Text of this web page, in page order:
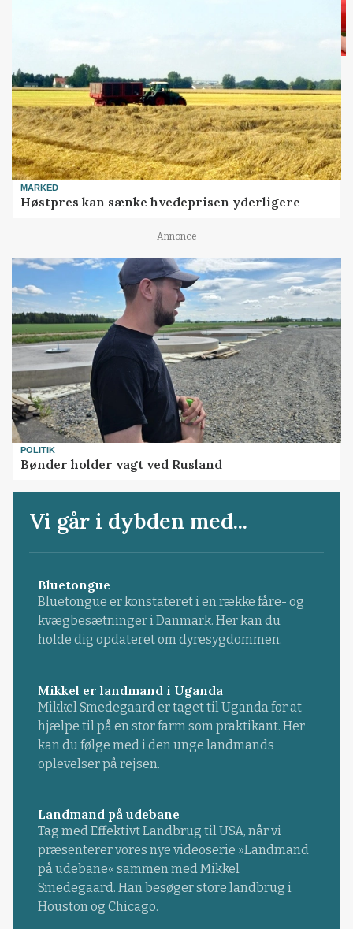
MARKED
Høstpres kan sænke hvedeprisen yderligere
Annonce
POLITIK
Bønder holder vagt ved Rusland
Vi går i dybden med...
Bluetongue
Bluetongue er konstateret i en række fåre- og
kvægbesætninger i Danmark. Her kan du
holde dig opdateret om dyresygdommen.
Mikkel er landmand i Uganda
Mikkel Smedegaard er taget til Uganda for at
hjælpe til på en stor farm som praktikant. Her
kan du følge med i den unge landmands
oplevelser på rejsen.
Landmand på udebane
Tag med Effektivt Landbrug til USA, når vi
præsenterer vores nye videoserie »Landmand
på udebane« sammen med Mikkel
Smedegaard. Han besøger store landbrug i
Houston og Chicago.